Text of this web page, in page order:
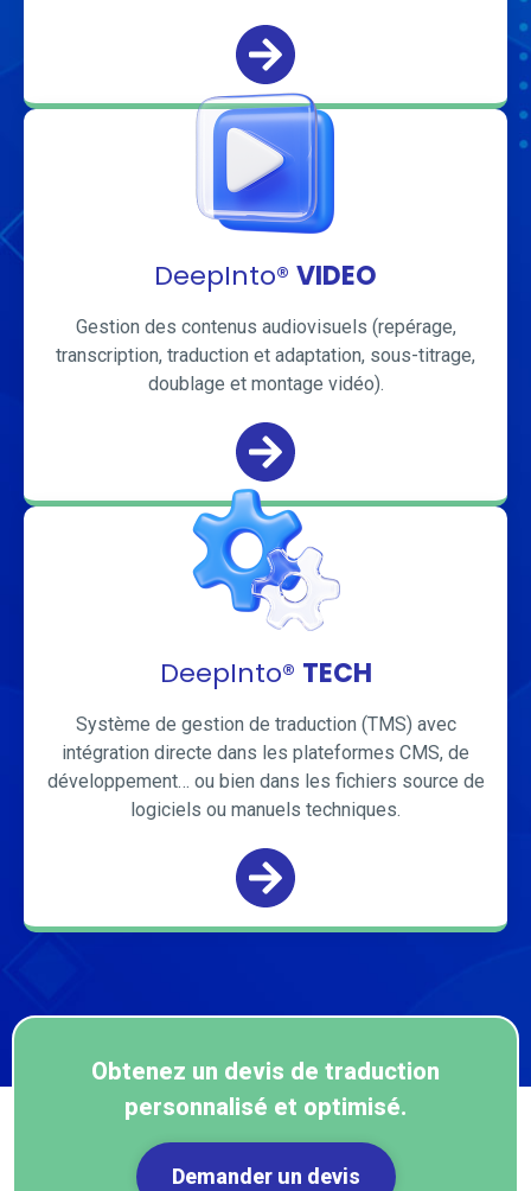
DeepInto® VIDEO
Gestion des contenus audiovisuels (repérage,
transcription, traduction et adaptation, sous-titrage,
doublage et montage vidéo).
DeepInto® TECH
Système de gestion de traduction (TMS) avec
intégration directe dans les plateformes CMS, de
développement… ou bien dans les fichiers source de
logiciels ou manuels techniques.
Obtenez un devis de traduction
personnalisé et optimisé.
Demander un devis